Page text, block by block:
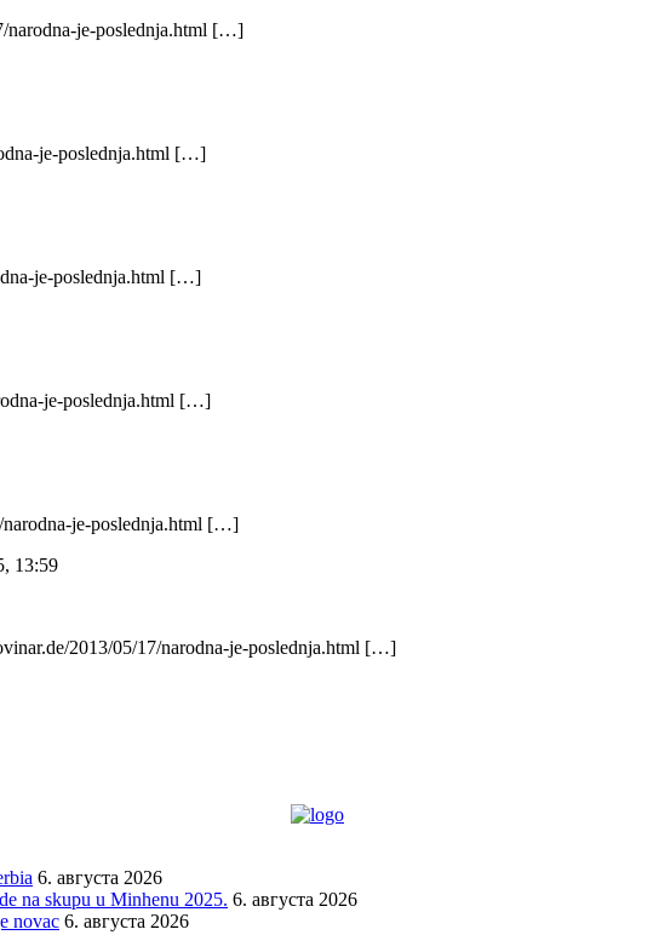
Гидеона Грајфа циркузантом, тачније, Грајфов рад на тему Јасеновца назвао је
западноамеричког Максима Васиљевића.
Амфилохију већ свим оним владикама и патријарху који се на задњем сабору у
narodna-je-poslednja.html […]
je-poslednja.html […]
je-poslednja.html […]
je-poslednja.html […]
je-poslednja.html […]
13:59
2013/05/17/narodna-je-poslednja.html […]
6. августа 2026
na skupu u Minhenu 2025. 6. августа 2026
novac 6. августа 2026